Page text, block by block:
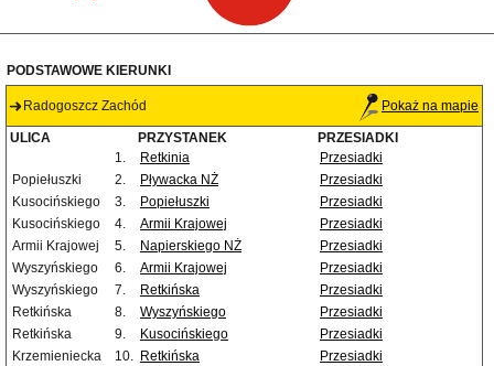
PODSTAWOWE KIERUNKI
Radogoszcz Zachód Pokaż na mapie
ULICA PRZYSTANEK
PRZESIADKI
1.
Retkinia
Przesiadki
Popiełuszki
2. Pływacka NŻ
Przesiadki
Kusocińskiego
3. Popiełuszki
Przesiadki
Kusocińskiego
4. Armii Krajowej
Przesiadki
Armii Krajowej
5. Napierskiego NŻ
Przesiadki
Wyszyńskiego
6. Armii Krajowej
Przesiadki
Wyszyńskiego
7. Retkińska
Przesiadki
Retkińska
8. Wyszyńskiego
Przesiadki
Retkińska
9. Kusocińskiego
Przesiadki
Krzemieniecka
10. Retkińska
Przesiadki